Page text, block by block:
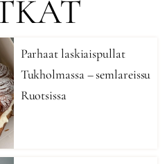
Parhaat laskiaispullat
Tukholmassa – semlareissu
Ruotsissa